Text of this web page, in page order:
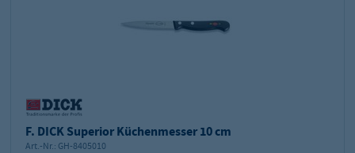
F. DICK Superior Küchenmesser 10 cm
Art.-Nr.: GH-8405010